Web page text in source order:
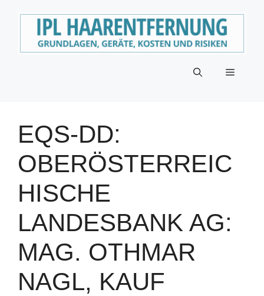
Menü
EQS-DD:
OBERÖSTERREIC
HISCHE
LANDESBANK AG:
MAG. OTHMAR
NAGL, KAUF